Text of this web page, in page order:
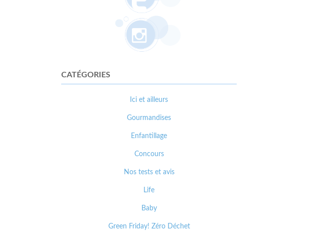
CATÉGORIES
Ici et ailleurs
Gourmandises
Enfantillage
Concours
Nos tests et avis
Life
Baby
Green Friday! Zéro Déchet